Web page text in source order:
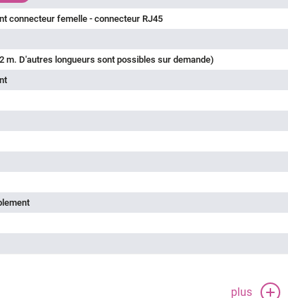
connecteur femelle - connecteur RJ45
m. D'autres longueurs sont possibles sur demande)
plus